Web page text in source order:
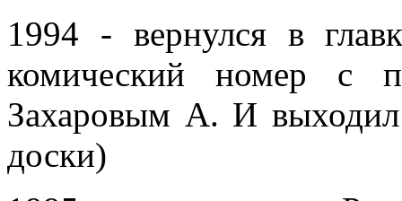
1994 - вернулся в
комический номер с
Захаровым А. И
доски)